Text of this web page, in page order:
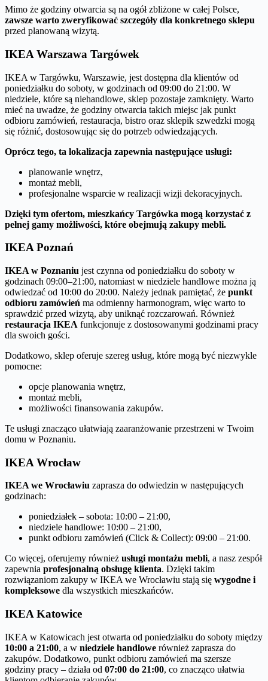
Mimo że godziny otwarcia są na ogół zbliżone w całej Polsce,
zawsze warto zweryfikować szczegóły dla konkretnego sklepu
przed planowaną wizytą.
IKEA Warszawa Targówek
IKEA w Targówku, Warszawie, jest dostępna dla klientów od
poniedziałku do soboty, w godzinach od 09:00 do 21:00. W
niedziele, które są niehandlowe, sklep pozostaje zamknięty. Warto
mieć na uwadze, że godziny otwarcia takich miejsc jak punkt
odbioru zamówień, restauracja, bistro oraz sklepik szwedzki mogą
się różnić, dostosowując się do potrzeb odwiedzających.
Oprócz tego, ta lokalizacja zapewnia następujące usługi:
planowanie wnętrz,
montaż mebli,
profesjonalne wsparcie w realizacji wizji dekoracyjnych.
Dzięki tym ofertom, mieszkańcy Targówka mogą korzystać z
pełnej gamy możliwości, które obejmują zakupy mebli.
IKEA Poznań
IKEA w Poznaniu jest czynna od poniedziałku do soboty w
godzinach 09:00–21:00, natomiast w niedziele handlowe można ją
odwiedzać od 10:00 do 20:00. Należy jednak pamiętać, że punkt
odbioru zamówień ma odmienny harmonogram, więc warto to
sprawdzić przed wizytą, aby uniknąć rozczarowań. Również
restauracja IKEA funkcjonuje z dostosowanymi godzinami pracy
dla swoich gości.
Dodatkowo, sklep oferuje szereg usług, które mogą być niezwykle
pomocne:
opcje planowania wnętrz,
montaż mebli,
możliwości finansowania zakupów.
Te usługi znacząco ułatwiają zaaranżowanie przestrzeni w Twoim
domu w Poznaniu.
IKEA Wrocław
IKEA we Wrocławiu zaprasza do odwiedzin w następujących
godzinach:
poniedziałek – sobota: 10:00 – 21:00,
niedziele handlowe: 10:00 – 21:00,
punkt odbioru zamówień (Click & Collect): 09:00 – 21:00.
Co więcej, oferujemy również usługi montażu mebli, a nasz zespół
zapewnia profesjonalną obsługę klienta. Dzięki takim
rozwiązaniom zakupy w IKEA we Wrocławiu stają się wygodne i
kompleksowe dla wszystkich mieszkańców.
IKEA Katowice
IKEA w Katowicach jest otwarta od poniedziałku do soboty między
10:00 a 21:00, a w niedziele handlowe również zaprasza do
zakupów. Dodatkowo, punkt odbioru zamówień ma szersze
godziny pracy – działa od 07:00 do 21:00, co znacząco ułatwia